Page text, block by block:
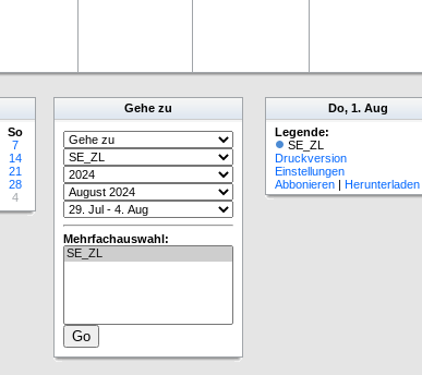
So
7
14
21
28
4
Gehe zu
Mehrfachauswahl:
Do, 1. Aug
Legende:
SE_ZL
Druckversion
Einstellungen
Abbonieren | Herunterladen